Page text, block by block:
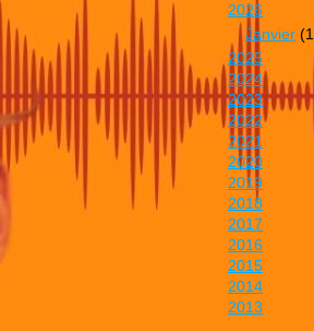
2026
Janvier
2025
2024
2023
2022
2021
2020
2019
2018
2017
2016
2015
2014
2013